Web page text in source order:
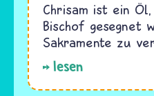
Chrisam ist ein
Bischof gesegnet
Sakramente zu
lesen